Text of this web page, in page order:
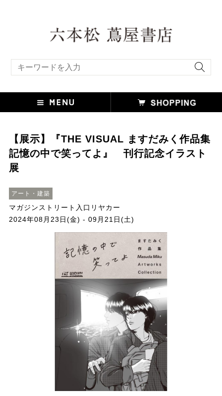
【展示】『THE VISUAL ますだみく作品集
記憶の中で笑ってよ』 刊行記念イラスト
展
アート・建築
マガジンストリート入口リヤカー
2024年08月23日(金) - 09月21日(土)